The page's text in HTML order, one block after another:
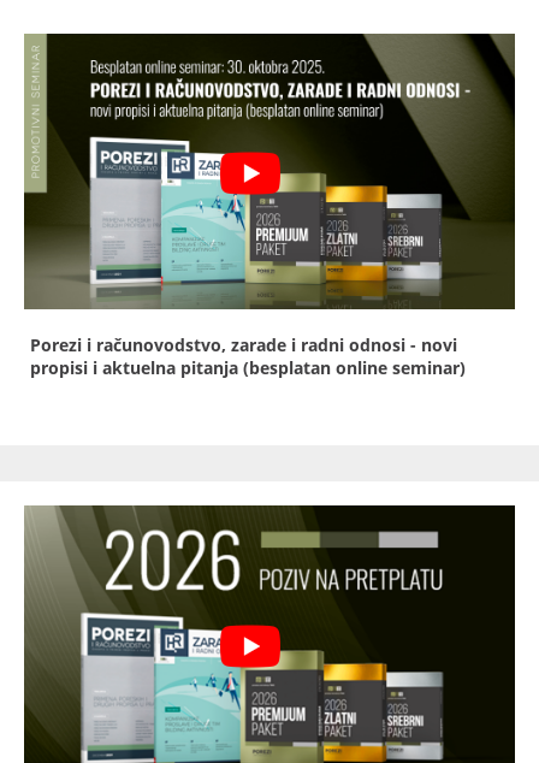
Porezi i računovodstvo, zarade i radni odnosi - novi
propisi i aktuelna pitanja (besplatan online seminar)